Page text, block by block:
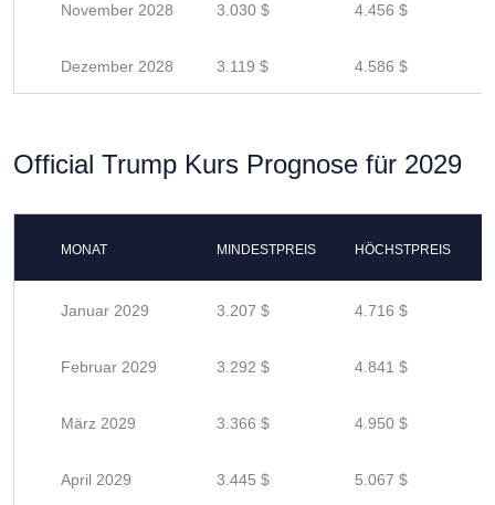
November 2028 3.030 $ 4.456 $
Dezember 2028 3.119 $ 4.586 $
Official Trump Kurs Prognose für 2029
MONAT MINDESTPREIS HÖCHSTPREIS
Januar 2029 3.207 $ 4.716 $
Februar 2029 3.292 $ 4.841 $
März 2029 3.366 $ 4.950 $
April 2029 3.445 $ 5.067 $